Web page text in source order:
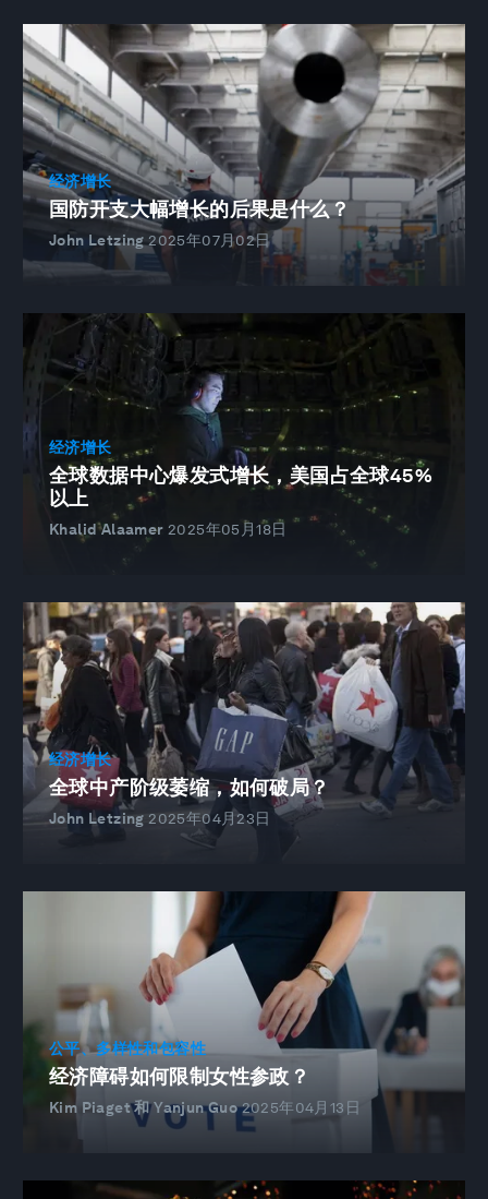
经济增长
国防开支大幅增长的后果是什么？
John Letzing 2025年07月02日
经济增长
全球数据中心爆发式增长，美国占全球45%
以上
Khalid Alaamer 2025年05月18日
经济增长
全球中产阶级萎缩，如何破局？
John Letzing 2025年04月23日
公平、多样性和包容性
经济障碍如何限制女性参政？
Kim Piaget 和 Yanjun Guo 2025年04月13日